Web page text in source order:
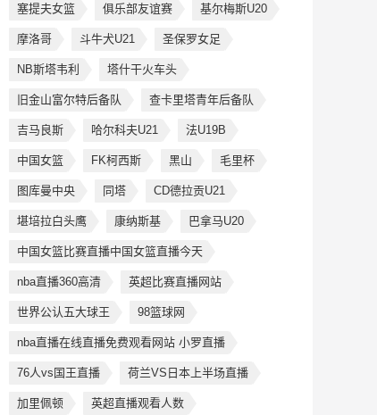
塞提夫女篮 俱乐部友谊赛 基尔梅斯U20
摩洛哥 斗牛犬U21 圣保罗女足
NB斯塔韦利 塔什干火车头
旧金山富尔特后备队 查卡里塔青年后备队
吉马良斯 哈尔科夫U21 法U19B
中国女篮 FK柯西斯 黑山 毛里杯
图库曼中央 同塔 CD德拉贡U21
堪培拉白头鹰 康纳斯基 巴拿马U20
中国女篮比赛直播中国女篮直播今天
nba直播360高清 英超比赛直播网站
世界公认五大球王 98篮球网
nba直播在线直播免费观看网站 小罗直播
76人vs国王直播 荷兰VS日本上半场直播
加里佩顿 英超直播观看人数